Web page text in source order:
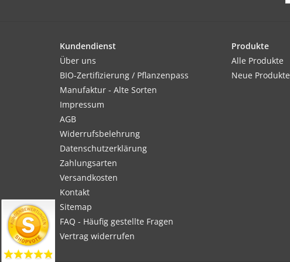
Kundendienst
Über uns
BIO-Zertifizierung / Pflanzenpass
Manufaktur - Alte Sorten
Impressum
AGB
Widerrufsbelehrung
Datenschutzerklärung
Zahlungsarten
Versandkosten
Kontakt
Sitemap
FAQ - Häufig gestellte Fragen
Vertrag widerrufen
Produkte
Alle Produkte
Neue Produkte